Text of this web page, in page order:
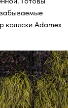
коляски Adamex